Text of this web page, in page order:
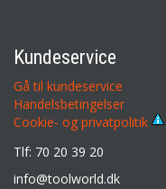
Kundeservice
Gå til kundeservice
Handelsbetingelser
Cookie- og privatpolitik
Tlf: 70 20 39 20
info@toolworld.dk